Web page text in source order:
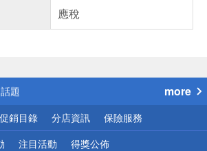
應稅
告
題
惠
區配送
頁！請小心！
more
促銷目錄 分店資訊 保險服務
注目活動 得獎公佈